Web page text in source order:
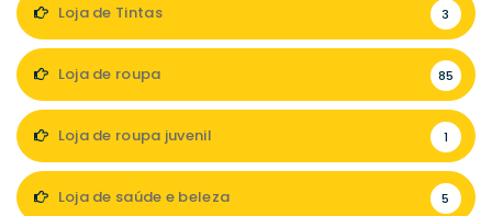
Loja de Tintas 3
Loja de roupa 85
Loja de roupa juvenil 1
Loja de saúde e beleza 5